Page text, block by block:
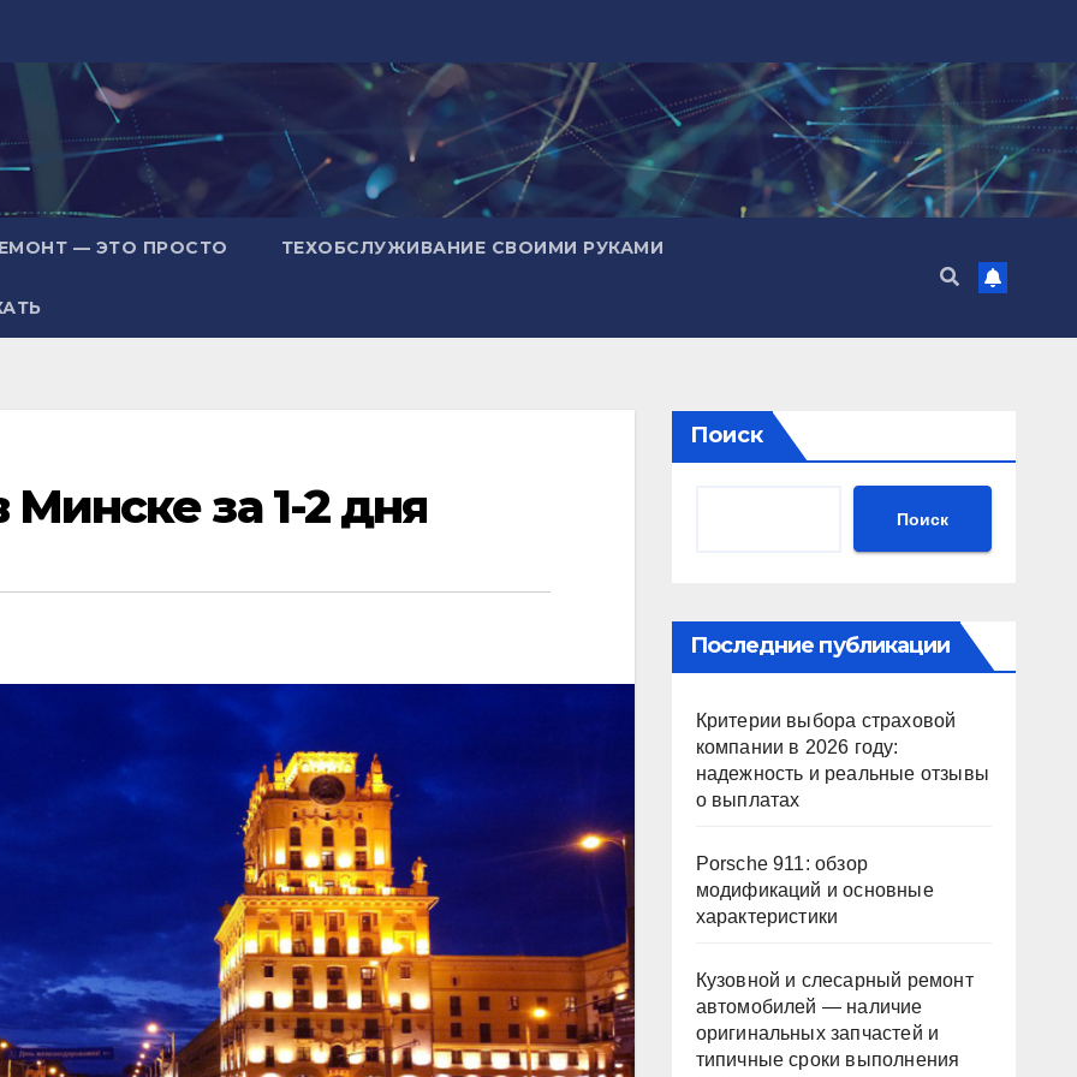
— ЭТО ПРОСТО ТЕХОБСЛУЖИВАНИЕ СВОИМИ РУКАМИ
Минске за 1-2 дня
Поиск
Поиск
Последние публикации
Критерии выбора страховой
компании в 2026 году:
надежность и реальные отзывы
о выплатах
Porsche 911: обзор
модификаций и основные
характеристики
Кузовной и слесарный ремонт
автомобилей — наличие
оригинальных запчастей и
типичные сроки выполнения